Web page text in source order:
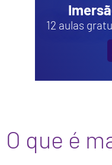
12 aulas
O que é